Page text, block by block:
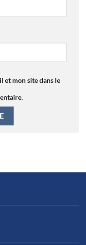
et mon site dans le